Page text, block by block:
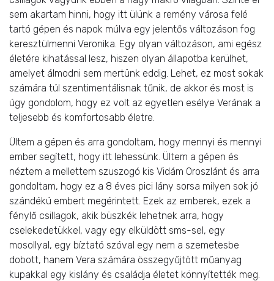
sem akartam hinni, hogy itt ülünk a remény városa felé
tartó gépen és napok múlva egy jelentős változáson fog
keresztülmenni Veronika. Egy olyan változáson, ami egész
életére kihatással lesz, hiszen olyan állapotba kerülhet,
amelyet álmodni sem mertünk eddig. Lehet, ez most sokak
számára túl szentimentálisnak tűnik, de akkor és most is
úgy gondolom, hogy ez volt az egyetlen esélye Verának a
teljesebb és komfortosabb életre.
Ültem a gépen és arra gondoltam, hogy mennyi és mennyi
ember segített, hogy itt lehessünk. Ültem a gépen és
néztem a mellettem szuszogó kis Vidám Oroszlánt és arra
gondoltam, hogy ez a 8 éves pici lány sorsa milyen sok jó
szándékú embert megérintett. Ezek az emberek, ezek a
fénylő csillagok, akik büszkék lehetnek arra, hogy
cselekedetükkel, vagy egy elküldött sms-sel, egy
mosollyal, egy bíztató szóval egy nem a szemetesbe
dobott, hanem Vera számára összegyűjtött műanyag
kupakkal egy kislány és családja életet könnyítették meg.